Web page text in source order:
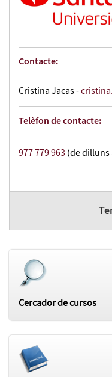
Contacte:
Cristina Jacas -
Telèfon de contacte:
977 779 963 (de dilluns
Cercador de cursos